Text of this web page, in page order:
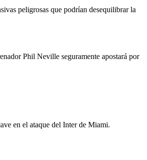
peligrosas que podrían desequilibrar la
Phil Neville seguramente apostará por
en el ataque del Inter de Miami.